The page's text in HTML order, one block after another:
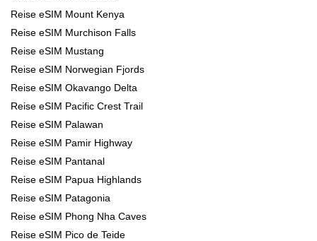
Reise eSIM Mount Kenya
Reise eSIM Murchison Falls
Reise eSIM Mustang
Reise eSIM Norwegian Fjords
Reise eSIM Okavango Delta
Reise eSIM Pacific Crest Trail
Reise eSIM Palawan
Reise eSIM Pamir Highway
Reise eSIM Pantanal
Reise eSIM Papua Highlands
Reise eSIM Patagonia
Reise eSIM Phong Nha Caves
Reise eSIM Pico de Teide